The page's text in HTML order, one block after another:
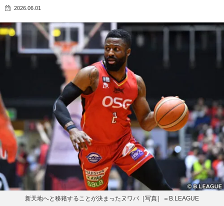
2026.06.01
新天地へと移籍することが決まったヌワバ［写真］＝B.LEAGUE